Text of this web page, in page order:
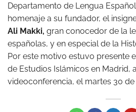
Departamento de Lengua
homenaje a su fundador, el
Ali Makki, gran conocedor de la
españolas, y en especial de la
Por este motivo estuvo presente
de Estudios Islámicos en Madrid,
videoconferencia, el martes 30 de